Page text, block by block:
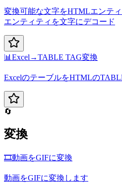
変換可能な文字をHTMLエンテ
エンティティを文字にデコード
📊 Excel→TABLE TAG変換
ExcelのテーブルをHTMLの
🔄
変換
🎞️動画をGIFに変換
動画をGIFに変換します